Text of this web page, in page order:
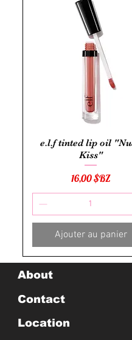
Aperçu rapide
e.l.f tinted lip oil
Kiss"
Prix
16,00 $BZ
Ajouter au panier
About
Contact
Location